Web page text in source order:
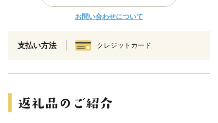
お問い合わせについて
支払い方法 クレジットカード